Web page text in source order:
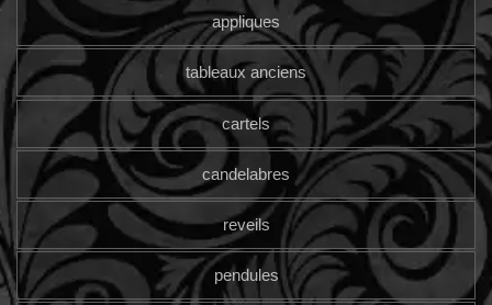
appliques
tableaux anciens
cartels
candelabres
reveils
pendules